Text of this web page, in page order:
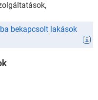
bekapcsolt lakások